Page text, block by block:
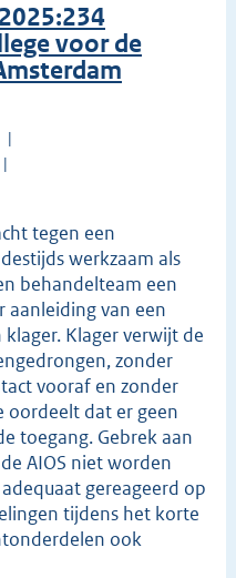
voor de
tegen een
werkzaam als
behandelteam een
aanleiding van een
Klager verwijt de
zonder
vooraf en zonder
oordeelt dat er geen
toegang. Gebrek aan
AIOS niet worden
gereageerd op
tijdens het korte
ook